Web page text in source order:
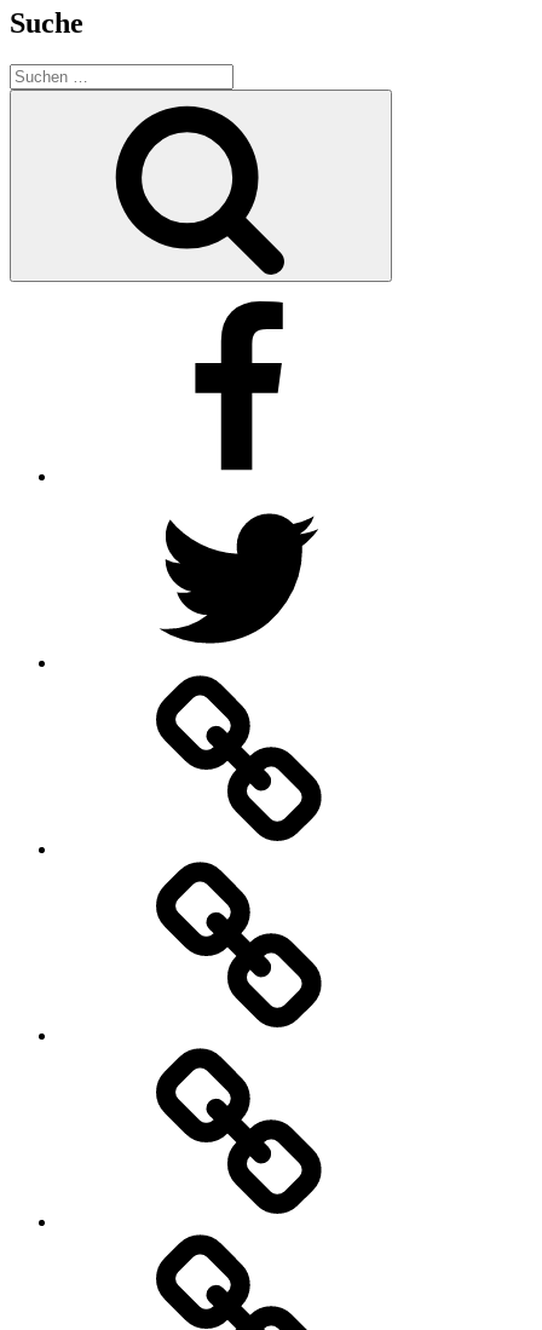
Suche
Suchen
nach: